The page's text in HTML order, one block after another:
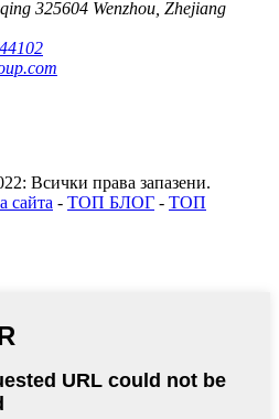
325604 Wenzhou, Zhejiang
Всички права запазени.
сайта - ТОП БЛОГ - ТОП